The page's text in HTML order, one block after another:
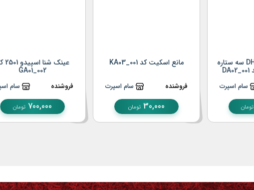
توپ پینگ پنگ DHS سه ستاره
سام اسپرت
تومان
مانع اسکیت کد KA03_001
فروشنده سام اسپرت
30,000 تومان
عینک
GA01_002
فروشنده سام
700,000 تومان